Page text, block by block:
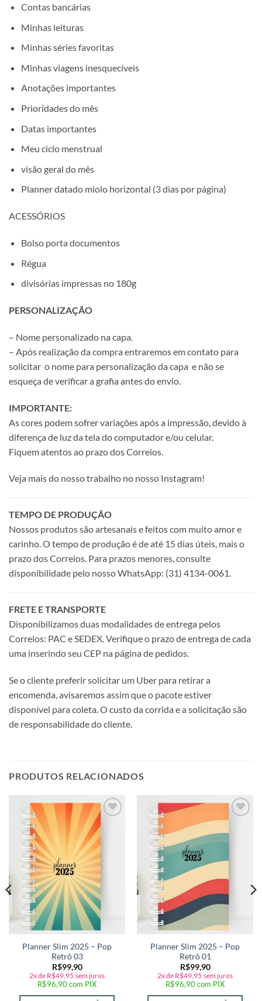
Contas bancárias
Minhas leituras
Minhas séries favoritas
Minhas viagens inesquecíveis
Anotações importantes
Prioridades do mês
Datas importantes
Meu ciclo menstrual
visão geral do mês
Planner datado miolo horizontal (3 dias por página)
ACESSÓRIOS
Bolso porta documentos
Régua
divisórias impressas no 180g
PERSONALIZAÇÃO
– Nome personalizado na capa.
– Após realização da compra entraremos em contato para
solicitar o nome para personalização da capa e não se
esqueça de verificar a grafia antes do envio.
IMPORTANTE:
As cores podem sofrer variações após a impressão, devido à
diferença de luz da tela do computador e/ou celular.
Fiquem atentos ao prazo dos Correios.
Veja mais do nosso trabalho no nosso Instagram!
TEMPO DE PRODUÇÃO
Nossos produtos são artesanais e feitos com muito amor e
carinho. O tempo de produção é de até 15 dias úteis, mais o
prazo dos Correios. Para prazos menores, consulte
disponibilidade pelo nosso WhatsApp: (31) 4134-0061.
FRETE E TRANSPORTE
Disponibilizamos duas modalidades de entrega pelos
Correios: PAC e SEDEX. Verifique o prazo de entrega de cada
uma inserindo seu CEP na página de pedidos.
Se o cliente preferir solicitar um Uber para retirar a
encomenda, avisaremos assim que o pacote estiver
disponível para coleta. O custo da corrida e a solicitação são
de responsabilidade do cliente.
PRODUTOS RELACIONADOS
Adicionar
a lista de
desejos
Planner Slim 2025 – Pop
Retrô 03
R$99,90
2x de R$49,95 sem juros
R$96,90com PIX
a lista de
Planner Slim 2025 – Pop
Retrô 01
R$99,90
2x de R$49,95 sem juros
R$96,90com PIX